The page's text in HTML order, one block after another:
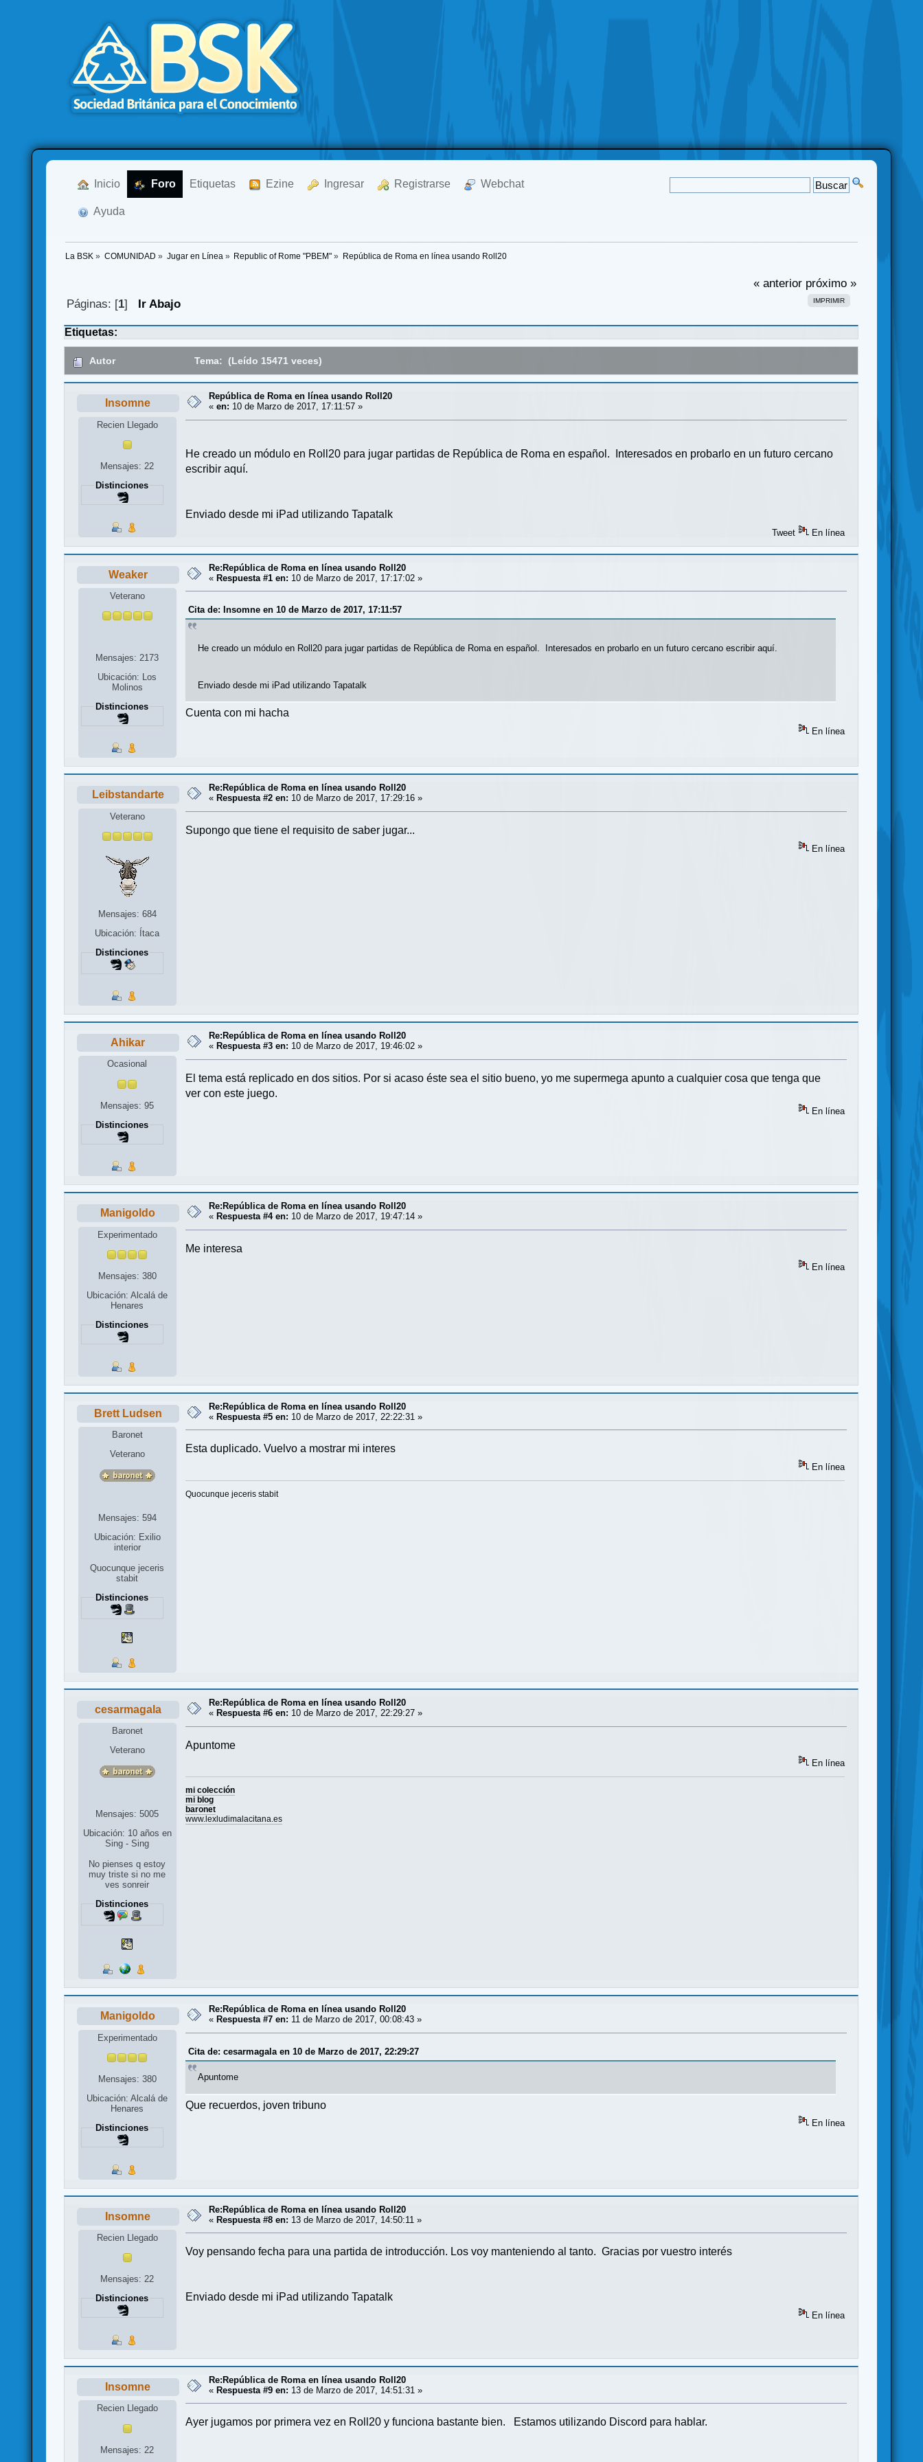
Inicio Foro Etiquetas Ezine Ingresar Registrarse Webchat
Ayuda
La BSK » COMUNIDAD » Jugar en Línea » Republic of Rome "PBEM" » República de Roma en línea usando Roll20
« anterior próximo »
IMPRIMIR
Páginas: [1] Ir Abajo
Etiquetas:
Autor Tema: (Leído 15471 veces)
Insomne
Recien Llegado
Mensajes: 22
Distinciones
República de Roma en línea usando Roll20
«en: 10 de Marzo de 2017, 17:11:57 »
He creado un módulo en Roll20 para jugar partidas de República de Roma en español. Interesados en probarlo en un futuro cercano
escribir aquí.
Enviado desde mi iPad utilizando Tapatalk
Tweet En línea
Weaker
Veterano
Mensajes: 2173
Ubicación: Los
Molinos
Distinciones
Re:República de Roma en línea usando Roll20
«Respuesta #1 en: 10 de Marzo de 2017, 17:17:02 »
Cita de: Insomne en 10 de Marzo de 2017, 17:11:57
He creado un módulo en Roll20 para jugar partidas de República de Roma en español. Interesados en probarlo en un futuro cercano escribir aquí.
Enviado desde mi iPad utilizando Tapatalk
Cuenta con mi hacha
En línea
Leibstandarte
Veterano
Mensajes: 684
Ubicación: Ítaca
Distinciones
Re:República de Roma en línea usando Roll20
« Respuesta #2 en: 10 de Marzo de 2017, 17:29:16 »
Supongo que tiene el requisito de saber jugar...
En línea
Ahikar
Ocasional
Mensajes: 95
Distinciones
Re:República de Roma en línea usando Roll20
« Respuesta #3 en: 10 de Marzo de 2017, 19:46:02 »
El tema está replicado en dos sitios. Por si acaso éste sea el sitio bueno, yo me supermega apunto a cualquier cosa que tenga que
ver con este juego.
En línea
Manigoldo
Experimentado
Mensajes: 380
Ubicación: Alcalá de
Henares
Distinciones
Re:República de Roma en línea usando Roll20
« Respuesta #4 en: 10 de Marzo de 2017, 19:47:14 »
Me interesa
En línea
Brett Ludsen
Baronet
Veterano
Mensajes: 594
Ubicación: Exilio
interior
Quocunque jeceris
stabit
Distinciones
Re:República de Roma en línea usando Roll20
«Respuesta #5 en: 10 de Marzo de 2017, 22:22:31 »
Esta duplicado. Vuelvo a mostrar mi interes
En línea
Quocunque jeceris stabit
cesarmagala
Baronet
Veterano
Mensajes: 5005
Ubicación: 10 años en
Sing - Sing
No pienses q estoy
muy triste si no me
ves sonreir
Distinciones
Re:República de Roma en línea usando Roll20
« Respuesta #6 en: 10 de Marzo de 2017, 22:29:27 »
Apuntome
En línea
mi colección
mi blog
baronet
www.lexludimalacitana.es
Manigoldo
Experimentado
Mensajes: 380
Ubicación: Alcalá de
Henares
Distinciones
Re:República de Roma en línea usando Roll20
« Respuesta #7 en: 11 de Marzo de 2017, 00:08:43 »
Cita de: cesarmagala en 10 de Marzo de 2017, 22:29:27
Apuntome
Que recuerdos, joven tribuno
En línea
Insomne
Recien Llegado
Mensajes: 22
Distinciones
Re:República de Roma en línea usando Roll20
«Respuesta #8 en: 13 de Marzo de 2017, 14:50:11 »
Voy pensando fecha para una partida de introducción. Los voy manteniendo al tanto. Gracias por vuestro interés
Enviado desde mi iPad utilizando Tapatalk
En línea
Insomne
Recien Llegado
Mensajes: 22
Re:República de Roma en línea usando Roll20
« Respuesta #9 en: 13 de Marzo de 2017, 14:51:31 »
Ayer jugamos por primera vez en Roll20 y funciona bastante bien. Estamos utilizando Discord para hablar.